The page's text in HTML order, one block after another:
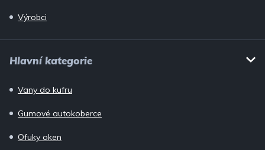
Výrobci
Hlavní kategorie
Vany do kufru
Gumové autokoberce
Ofuky oken